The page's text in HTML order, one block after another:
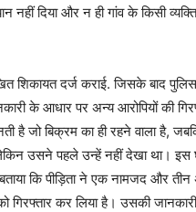
नहीं दिया और न ही गांव के किसी
शिकायत दर्ज कराई. जिसके बाद
के आधार पर अन्य आरोपियों की
है जो बिक्रम का ही रहने वाला है,
उसने पहले उन्हें नहीं देखा था।
कि पीड़िता ने एक नामजद और तीन
कर लिया है। उसकी